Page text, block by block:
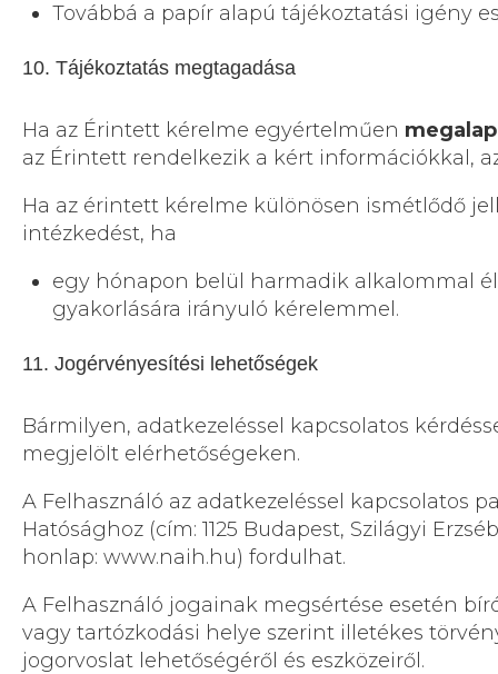
Továbbá a papír alapú tájékoztatási igény
10. Tájékoztatás megtagadása
Ha az Érintett kérelme egyértelműen
az Érintett rendelkezik a kért információkkal,
Ha az érintett kérelme különösen ismétlődő
intézkedést, ha
egy hónapon belül harmadik alkalommal
gyakorlására irányuló kérelemmel.
11. Jogérvényesítési lehetőségek
Bármilyen, adatkezeléssel kapcsolatos
megjelölt elérhetőségeken.
A Felhasználó az adatkezeléssel kapcsolatos
Hatósághoz (cím: 1125 Budapest, Szilágyi
honlap: www.naih.hu) fordulhat.
A Felhasználó jogainak megsértése esetén
vagy tartózkodási helye szerint illetékes
jogorvoslat lehetőségéről és eszközeiről.